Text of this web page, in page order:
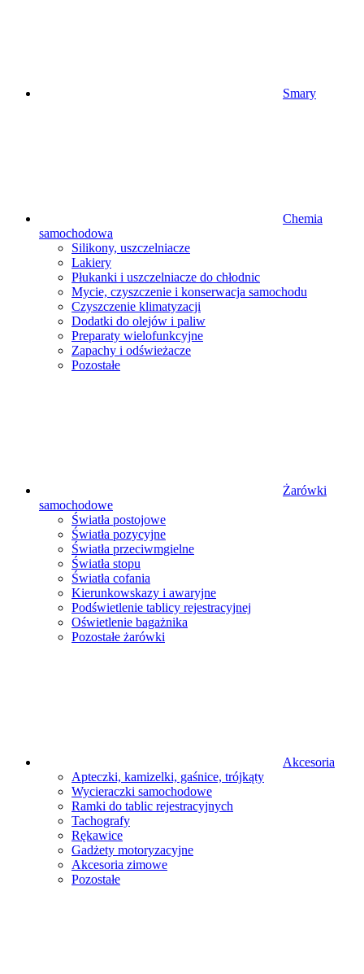
Smary
Chemia
samochodowa
Silikony, uszczelniacze
Lakiery
Płukanki i uszczelniacze do chłodnic
Mycie, czyszczenie i konserwacja samochodu
Czyszczenie klimatyzacji
Dodatki do olejów i paliw
Preparaty wielofunkcyjne
Zapachy i odświeżacze
Pozostałe
Żarówki
samochodowe
Światła postojowe
Światła pozycyjne
Światła przeciwmgielne
Światła stopu
Światła cofania
Kierunkowskazy i awaryjne
Podświetlenie tablicy rejestracyjnej
Oświetlenie bagażnika
Pozostałe żarówki
Akcesoria
Apteczki, kamizelki, gaśnice, trójkąty
Wycieraczki samochodowe
Ramki do tablic rejestracyjnych
Tachografy
Rękawice
Gadżety motoryzacyjne
Akcesoria zimowe
Pozostałe